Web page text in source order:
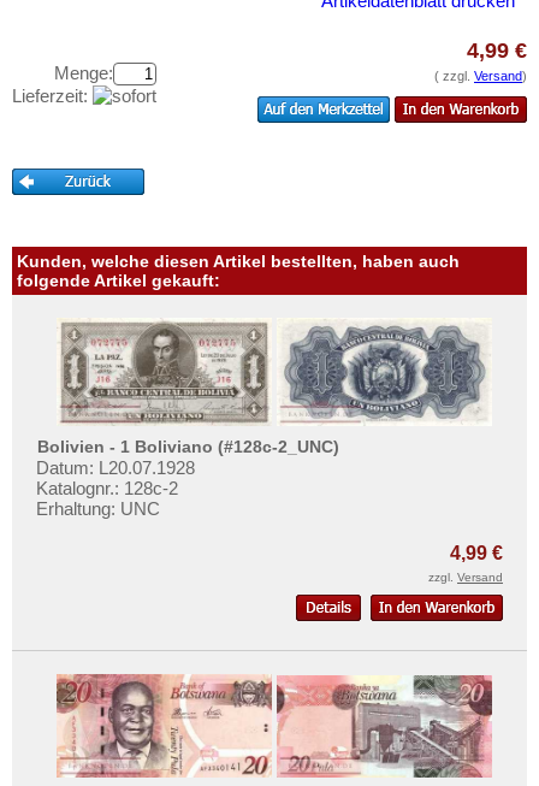
Tonga
Kataloge
Kontakt
Preislisten
Ankauf
Erhaltungsgrade
Gratisbanknoten
FAQ
Privatsphäre und Datenschutz
Liefer- und Versandkosten
AGB
Impressum
Menge:
Lieferzeit:
4,99 €
( zzgl. Versand)
Kunden, welche diesen Artikel bestellten, haben auch
folgende Artikel gekauft:
Bolivien - 1 Boliviano (#128c-2_UNC)
Datum: L20.07.1928
Katalognr.: 128c-2
Erhaltung: UNC
4,99 €
zzgl. Versand